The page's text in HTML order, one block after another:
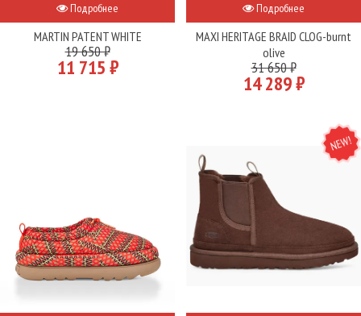
Подробнее
MARTIN PATENT WHITE
19 650 ₽
11 715 ₽
Подробнее
MAXI HERITAGE BRAID CLOG-burnt
olive
31 650 ₽
14 289 ₽
NEW